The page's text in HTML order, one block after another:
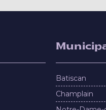
Batiscan
Champlain